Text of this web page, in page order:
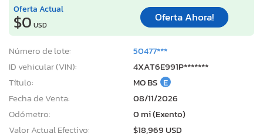
Oferta Actual
$0 USD
Oferta Ahora!
Número de lote:
50477***
ID vehicular (VIN):
4XAT6E991P*******
Título:
MO BS E
Fecha de Venta:
08/11/2026
Odómetro:
0 mi (Exento)
Valor Actual Efectivo:
$18,969 USD